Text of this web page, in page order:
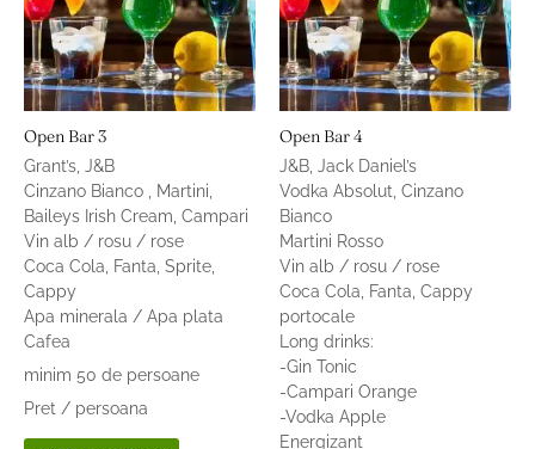
Open Bar 3
Grant’s, J&B
Cinzano Bianco , Martini,
Baileys Irish Cream, Campari
Vin alb / rosu / rose
Coca Cola, Fanta, Sprite,
Cappy
Apa minerala / Apa plata
Cafea
minim 50 de persoane
Pret / persoana
Open Bar 4
J&B, Jack Daniel’s
Vodka Absolut, Cinzano
Bianco
Martini Rosso
Vin alb / rosu / rose
Coca Cola, Fanta, Cappy
portocale
Long drinks:
-Gin Tonic
-Campari Orange
-Vodka Apple
Energizant